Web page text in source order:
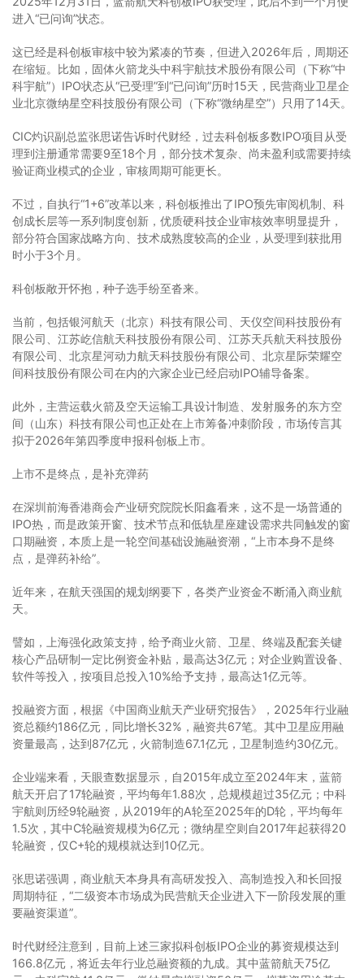
进入“已问询”状态。
这已经是科创板审核中较为紧凑的节奏，但进入2026年后，周期还
在缩短。比如，固体火箭龙头中科宇航技术股份有限公司（下称“中
科宇航”）IPO状态从“已受理”到“已问询”历时15天，民营商业卫星企
业北京微纳星空科技股份有限公司（下称“微纳星空”）只用了14天。
CIC灼识副总监张思诺告诉时代财经，过去科创板多数IPO项目从受
理到注册通常需要9至18个月，部分技术复杂、尚未盈利或需要持续
验证商业模式的企业，审核周期可能更长。
不过，自执行“1+6”改革以来，科创板推出了IPO预先审阅机制、科
创成长层等一系列制度创新，优质硬科技企业审核效率明显提升，
部分符合国家战略方向、技术成熟度较高的企业，从受理到获批用
时小于3个月。
科创板敞开怀抱，种子选手纷至沓来。
当前，包括银河航天（北京）科技有限公司、天仪空间科技股份有
限公司、江苏屹信航天科技股份有限公司、江苏天兵航天科技股份
有限公司、北京星河动力航天科技股份有限公司、北京星际荣耀空
间科技股份有限公司在内的六家企业已经启动IPO辅导备案。
此外，主营运载火箭及空天运输工具设计制造、发射服务的东方空
间（山东）科技有限公司也正处在上市筹备冲刺阶段，市场传言其
拟于2026年第四季度申报科创板上市。
上市不是终点，是补充弹药
在深圳前海香港商会产业研究院院长阳鑫看来，这不是一场普通的
IPO热，而是政策开窗、技术节点和低轨星座建设需求共同触发的窗
口期融资，本质上是一轮空间基础设施融资潮，“上市本身不是终
点，是弹药补给”。
近年来，在航天强国的规划纲要下，各类产业资金不断涌入商业航
天。
譬如，上海强化政策支持，给予商业火箭、卫星、终端及配套关键
核心产品研制一定比例资金补贴，最高达3亿元；对企业购置设备、
软件等投入，按项目总投入10%给予支持，最高达1亿元等。
投融资方面，根据《中国商业航天产业研究报告》，2025年行业融
资总额约186亿元，同比增长32%，融资共67笔。其中卫星应用融
资量最高，达到87亿元，火箭制造67.1亿元，卫星制造约30亿元。
企业端来看，天眼查数据显示，自2015年成立至2024年末，蓝箭
航天开启了17轮融资，平均每年1.88次，总规模超过35亿元；中科
宇航则历经9轮融资，从2019年的A轮至2025年的D轮，平均每年
1.5次，其中C轮融资规模为6亿元；微纳星空则自2017年起获得20
轮融资，仅C+轮的规模就达到10亿元。
张思诺强调，商业航天本身具有高研发投入、高制造投入和长回报
周期特征，“二级资本市场成为民营航天企业进入下一阶段发展的重
要融资渠道”。
时代财经注意到，目前上述三家拟科创板IPO企业的募资规模达到
166.8亿元，将近去年行业总融资额的九成。其中蓝箭航天75亿